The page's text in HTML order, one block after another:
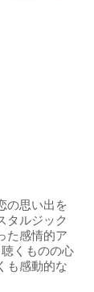
の思い出を
タルジック
た感情的ア
くものの心
も感動的な